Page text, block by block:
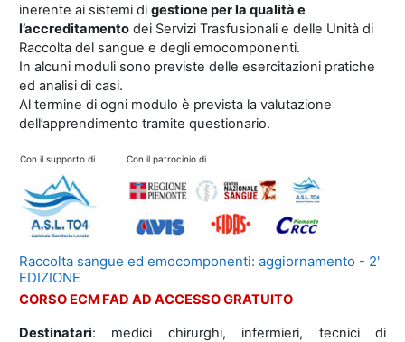
inerente ai sistemi di gestione per la qualità e
l’accreditamento dei Servizi Trasfusionali e delle Unità di
Raccolta del sangue e degli emocomponenti.
In alcuni moduli sono previste delle esercitazioni pratiche
ed analisi di casi.
Al termine di ogni modulo è prevista la valutazione
dell’apprendimento tramite questionario.
Con il supporto di Con il patrocinio di
Raccolta sangue ed emocomponenti: aggiornamento - 2'
EDIZIONE
CORSO ECM FAD AD ACCESSO GRATUITO
Destinatari: medici chirurghi, infermieri, tecnici di